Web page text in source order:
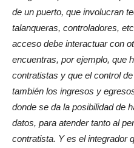
de un puerto, que involucran
talanqueras, controladores,
acceso debe interactuar con
encuentras, por ejemplo, que
contratistas y que el control
también los ingresos y
donde se da la posibilidad de
datos, para atender tanto al
contratista. Y es el integrador